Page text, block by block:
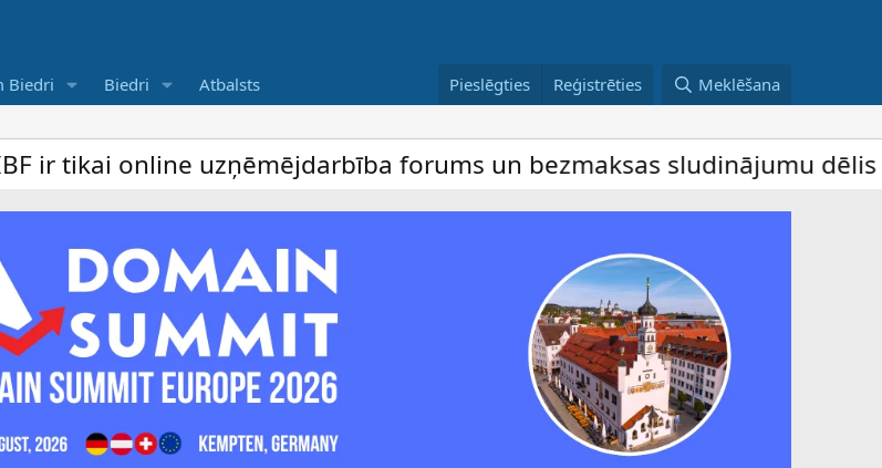
Biedri Biedri Atbalsts Pieslēgties Reģistrēties Meklēšana
online uzņēmējdarbība forums un bezmaksas sludinājumu dēlis –